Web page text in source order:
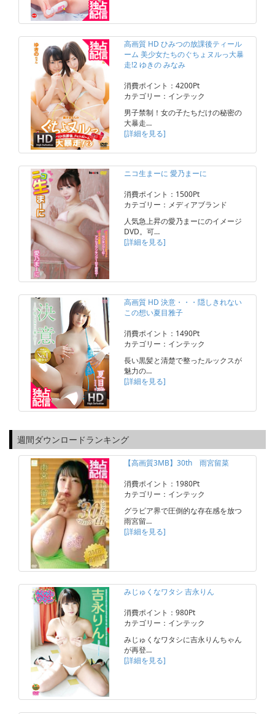
高画質 HD ひみつの放課後ティール
ーム 美少女たちのぐちょヌルっ大暴
走!2 ゆきの みなみ
消費ポイント：4200Pt
カテゴリー：インテック
男子禁制！女の子たちだけの秘密の
大暴走…
[詳細を見る]
ニコ生まーに 愛乃まーに
消費ポイント：1500Pt
カテゴリー：メディアブランド
人気急上昇の愛乃まーにのイメージ
DVD。可…
[詳細を見る]
高画質 HD 決意・・・隠しきれない
この想い夏目雅子
消費ポイント：1490Pt
カテゴリー：インテック
長い黒髪と清楚で整ったルックスが
魅力の…
[詳細を見る]
週間ダウンロードランキング
【高画質3MB】30th 雨宮留菜
消費ポイント：1980Pt
カテゴリー：インテック
グラビア界で圧倒的な存在感を放つ
雨宮留…
[詳細を見る]
みじゅくなワタシ 吉永りん
消費ポイント：980Pt
カテゴリー：インテック
みじゅくなワタシに吉永りんちゃん
が再登…
[詳細を見る]